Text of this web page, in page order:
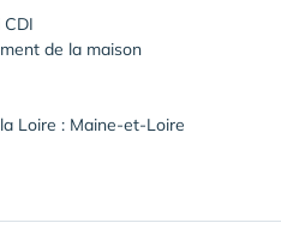
de la maison
Loire : Maine-et-Loire